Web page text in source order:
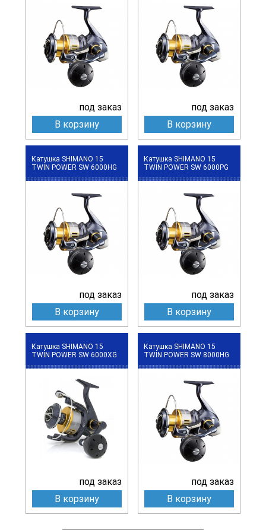
под заказ
В корзину
под заказ
В корзину
Катушка SHIMANO 15
TWIN POWER SW 6000HG
под заказ
В корзину
Катушка SHIMANO 15
TWIN POWER SW 6000PG
под заказ
В корзину
Катушка SHIMANO 15
TWIN POWER SW 6000XG
под заказ
В корзину
Катушка SHIMANO 15
TWIN POWER SW 8000HG
под заказ
В корзину